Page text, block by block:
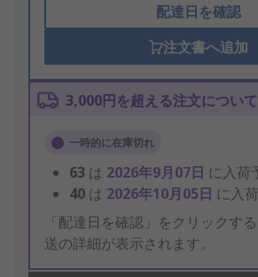
配達日を確認
注文書へ追加
3,000円を超える注文につい
一時的に在庫切れ
63 は 2026年9月07日 に入荷
40 は 2026年10月05日 に入
「配達日を確認」をクリックす
送の詳細が表示されます。